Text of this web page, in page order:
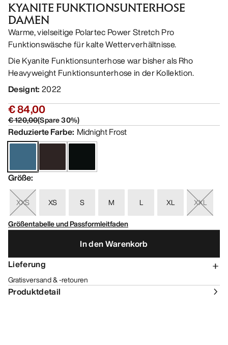
KYANITE FUNKTIONSUNTERHOSE
DAMEN
Warme, vielseitige Polartec Power Stretch Pro
Funktionswäsche für kalte Wetterverhältnisse.
Die Kyanite Funktionsunterhose war bisher als Rho
Heavyweight Funktionsunterhose in der Kollektion.
Designt: 2022
€ 84,00
€ 120,00(Spare30%)
Reduzierte Farbe: Midnight Frost
Größe:
XXS XS S M L XL
XXL
Größentabelle und Passformleitfaden
In den Warenkorb
Lieferung
Gratisversand & -retouren
Produktdetail